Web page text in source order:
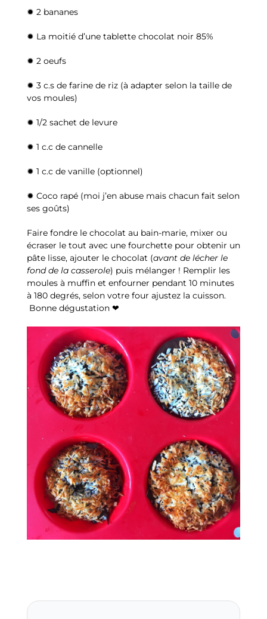
✹ 2 bananes
✹ La moitié d’une tablette chocolat noir 85%
✹ 2 oeufs
✹ 3 c.s de farine de riz (à adapter selon la taille de
vos moules)
✹ 1/2 sachet de levure
✹ 1 c.c de cannelle
✹ 1 c.c de vanille (optionnel)
✹ Coco rapé (moi j’en abuse mais chacun fait selon
ses goûts)
Faire fondre le chocolat au bain-marie, mixer ou
écraser le tout avec une fourchette pour obtenir un
pâte lisse, ajouter le chocolat (avant de lécher le
fond de la casserole) puis mélanger ! Remplir les
moules à muffin et enfourner pendant 10 minutes
à 180 degrés, selon votre four ajustez la cuisson.
Bonne dégustation ❤